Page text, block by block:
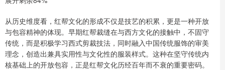
从历史维度看，红帮文化的形成不仅是技艺的积累，更是一种开放
与包容精神的体现。早期红帮裁缝在与西方文化的接触中，不固守
传统，而是积极学习西式剪裁技法，同时融入中国传统服饰的审美
理念，创造出兼具实用性与文化性的服装样式。这种在坚守传统内
核基础上的开放包容，正是红帮文化历经百年而不衰的重要密码。